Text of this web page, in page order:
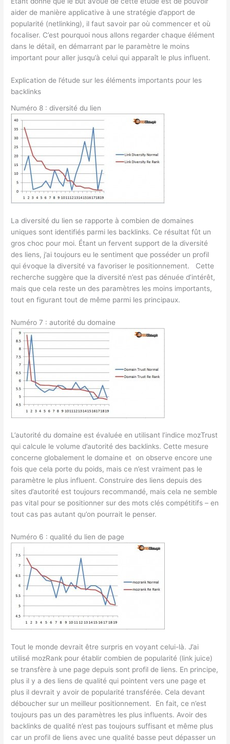
aider de manière applicative à une stratégie d’apport de
popularité (netlinking), il faut savoir par où commencer et où
focaliser. C’est pourquoi nous allons regarder chaque élément
dans le détail, en démarrant par le paramètre le moins
important pour aller jusqu’à celui qui apparaît le plus influent.
Explication de l’étude sur les éléments importants pour les
backlinks
Numéro 8 : diversité du lien
La diversité du lien se rapporte à combien de domaines
uniques sont identifiés parmi les backlinks. Ce résultat fût un
gros choc pour moi. Étant un fervent support de la diversité
des liens, j’ai toujours eu le sentiment que posséder un profil
qui évoque la diversité va favoriser le positionnement. Cette
recherche suggère que la diversité n’est pas dénuée d’intérêt,
mais que cela reste un des paramètres les moins importants,
tout en figurant tout de même parmi les principaux.
Numéro 7 : autorité du domaine
L’autorité du domaine est évaluée en utilisant l’indice mozTrust
qui calcule le volume d’autorité des backlinks. Cette mesure
concerne globalement le domaine et on observe encore une
fois que cela porte du poids, mais ce n’est vraiment pas le
paramètre le plus influent. Construire des liens depuis des
sites d’autorité est toujours recommandé, mais cela ne semble
pas vital pour se positionner sur des mots clés compétitifs – en
tout cas pas autant qu’on pourrait le penser.
Numéro 6 : qualité du lien de page
Tout le monde devrait être surpris en voyant celui-là. J’ai
utilisé mozRank pour établir combien de popularité (link juice)
se transfère à une page depuis sont profil de liens. En principe,
plus il y a des liens de qualité qui pointent vers une page et
plus il devrait y avoir de popularité transférée. Cela devant
déboucher sur un meilleur positionnement. En fait, ce n’est
toujours pas un des paramètres les plus influents. Avoir des
backlinks de qualité n’est pas toujours suffisant et même plus
car un profil de liens avec une qualité basse peut dépasser un